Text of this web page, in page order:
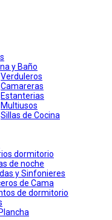
y Baño
Verduleros
Camareras
Estanterias
Multiusos
Sillas de Cocina
dormitorio
de noche
y Sinfonieres
de Cama
de dormitorio